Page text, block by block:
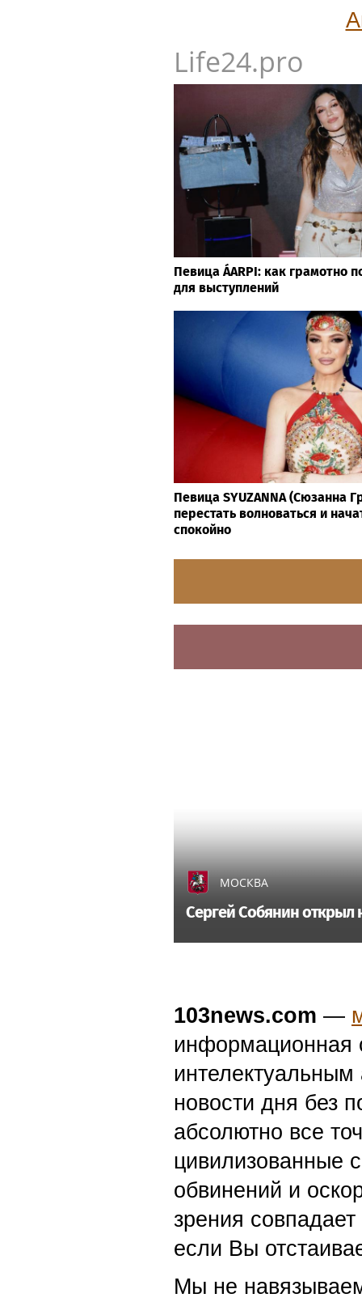
Life24.pro
Певица ÁARPI: как грамотно
для выступлений
Певица SYUZANNA (Сюзанна
перестать волноваться и
спокойно
МОСКВА
Сергей Собянин открыл
103news.com —
информационная
новости дня без
абсолютно все
цивилизованные
обвинений и
зрения
если Вы
Мы не